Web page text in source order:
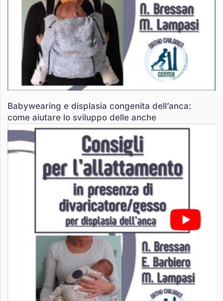
Babywearing e displasia congenita dell’anca:
come aiutare lo sviluppo delle anche